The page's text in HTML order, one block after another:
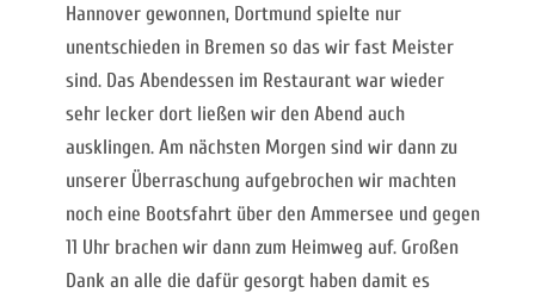
Hannover gewonnen, Dortmund spielte nur
unentschieden in Bremen so das wir fast Meister
sind. Das Abendessen im Restaurant war wieder
sehr lecker dort ließen wir den Abend auch
ausklingen. Am nächsten Morgen sind wir dann zu
unserer Überraschung aufgebrochen wir machten
noch eine Bootsfahrt über den Ammersee und gegen
11 Uhr brachen wir dann zum Heimweg auf. Großen
Dank an alle die dafür gesorgt haben damit es